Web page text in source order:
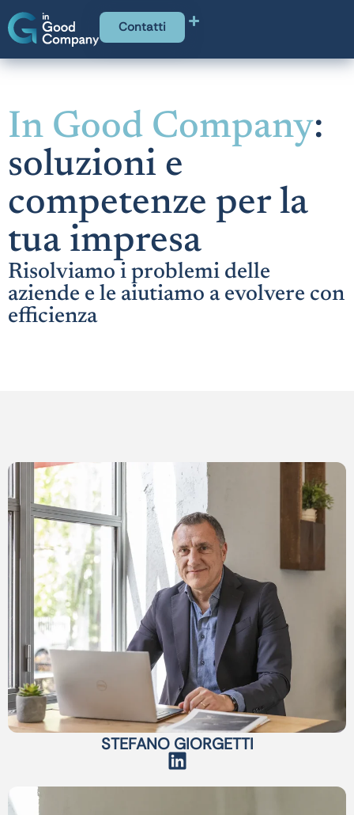
Contatti
In Good Company:
soluzioni e
competenze per la
tua impresa
Risolviamo i problemi delle
aziende e le aiutiamo a evolvere con
efficienza
STEFANO GIORGETTI